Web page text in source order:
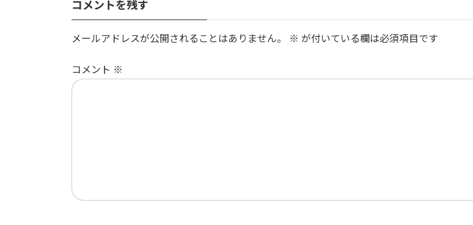
コメントを残す
メールアドレスが公開されることはありません。 ※ が付いている欄は必須項目です
コメント ※